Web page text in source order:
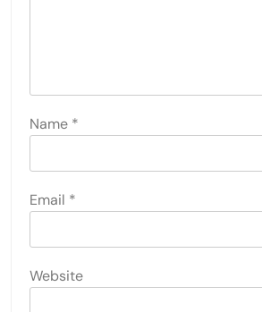
Name *
Email *
Website